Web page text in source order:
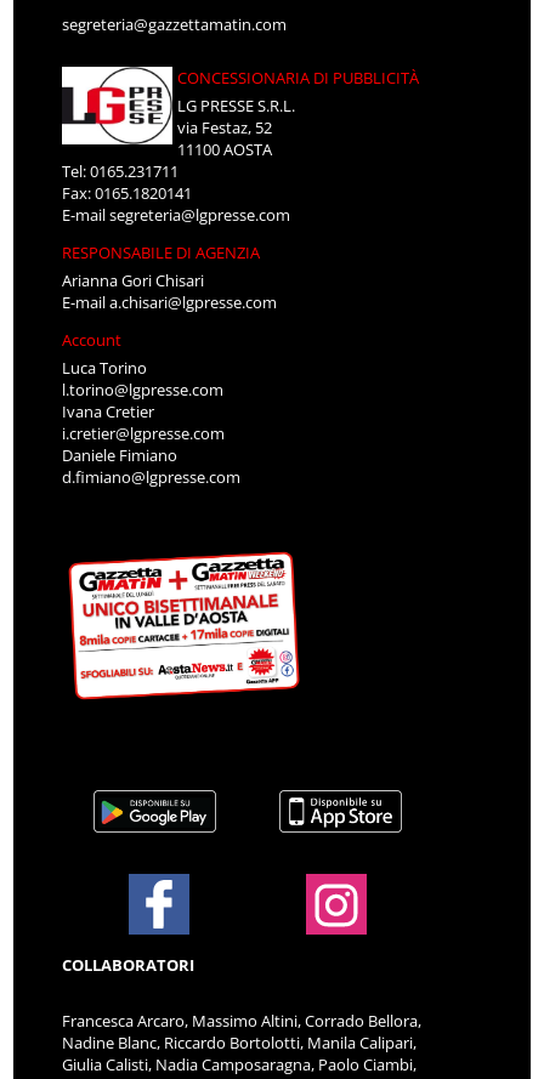
segreteria@gazzettamatin.com
CONCESSIONARIA DI PUBBLICITÀ
LG PRESSE S.R.L.
via Festaz, 52
11100 AOSTA
Tel: 0165.231711
Fax: 0165.1820141
E-mailsegreteria@lgpresse.com
RESPONSABILE DI AGENZIA
Arianna Gori Chisari
E-maila.chisari@lgpresse.com
Account
Luca Torino
l.torino@lgpresse.com
Ivana Cretier
i.cretier@lgpresse.com
Daniele Fimiano
d.fimiano@lgpresse.com
COLLABORATORI
Francesca Arcaro, Massimo Altini, Corrado Bellora,
Nadine Blanc, Riccardo Bortolotti, Manila Calipari,
Giulia Calisti, Nadia Camposaragna, Paolo Ciambi,